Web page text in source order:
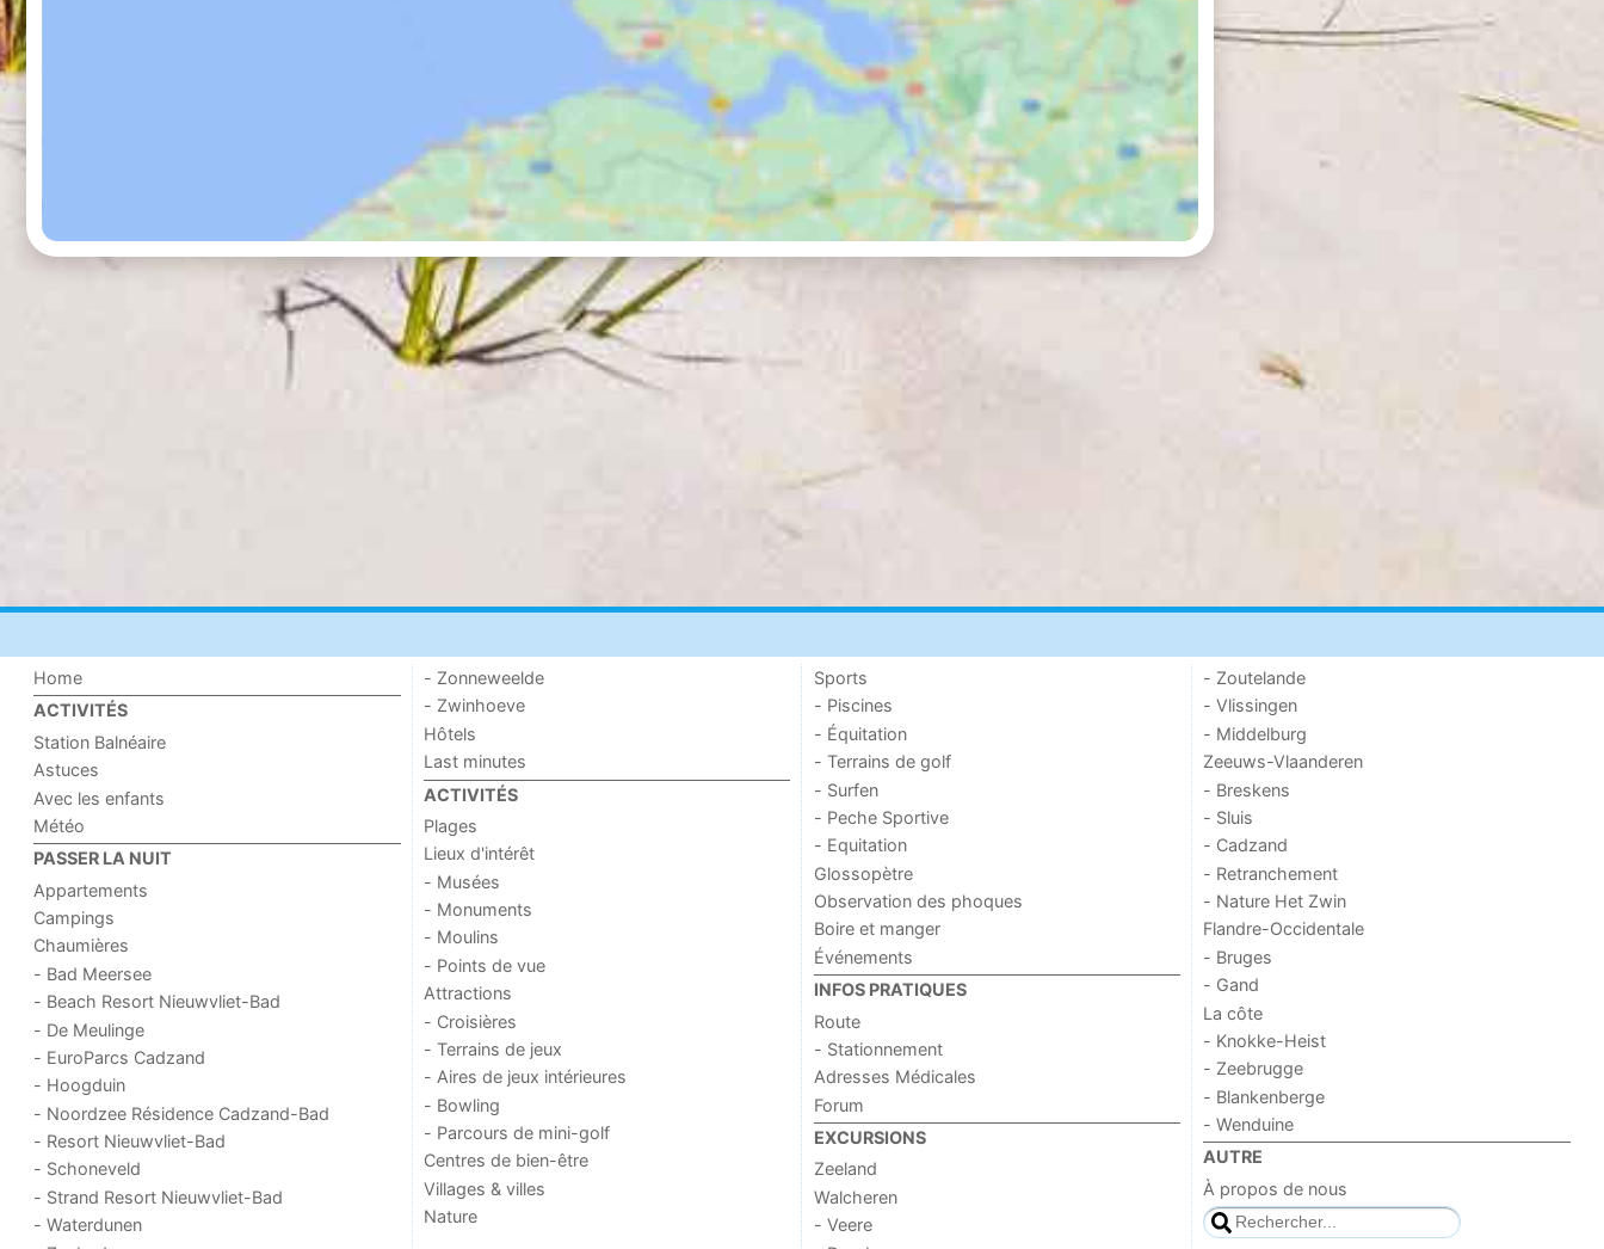
Home
ACTIVITÉS
Station Balnéaire
Astuces
Avec les enfants
Météo
PASSER LA NUIT
Appartements
Campings
Chaumières
- Bad Meersee
- Beach Resort Nieuwvliet-Bad
- De Meulinge
- EuroParcs Cadzand
- Hoogduin
- Noordzee Résidence Cadzand-Bad
- Resort Nieuwvliet-Bad
- Schoneveld
- Strand Resort Nieuwvliet-Bad
- Waterdunen
- Zonneweelde
- Zwinhoeve
Hôtels
Last minutes
ACTIVITÉS
Plages
Lieux d'intérêt
- Musées
- Monuments
- Moulins
- Points de vue
Attractions
- Croisières
- Terrains de jeux
- Aires de jeux intérieures
- Bowling
- Parcours de mini-golf
Centres de bien-être
Villages & villes
Nature
Sports
- Piscines
- Équitation
- Terrains de golf
- Surfen
- Peche Sportive
- Equitation
Glossopètre
Observation des phoques
Boire et manger
Événements
INFOS PRATIQUES
Route
- Stationnement
Adresses Médicales
Forum
EXCURSIONS
Zeeland
Walcheren
- Veere
- Zoutelande
- Vlissingen
- Middelburg
Zeeuws-Vlaanderen
- Breskens
- Sluis
- Cadzand
- Retranchement
- Nature Het Zwin
Flandre-Occidentale
- Bruges
- Gand
La côte
- Knokke-Heist
- Zeebrugge
- Blankenberge
- Wenduine
AUTRE
À propos de nous